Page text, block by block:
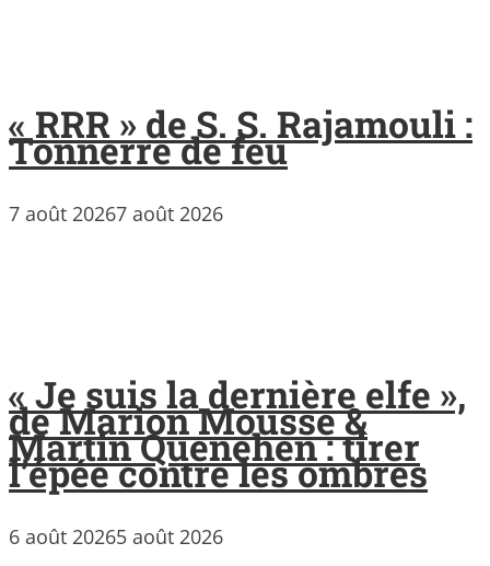
« RRR » de S. S. Rajamouli :
Tonnerre de feu
7 août 20267 août 2026
« Je suis la dernière elfe »,
de Marion Mousse &
Martin Quenehen : tirer
l’épée contre les ombres
6 août 20265 août 2026